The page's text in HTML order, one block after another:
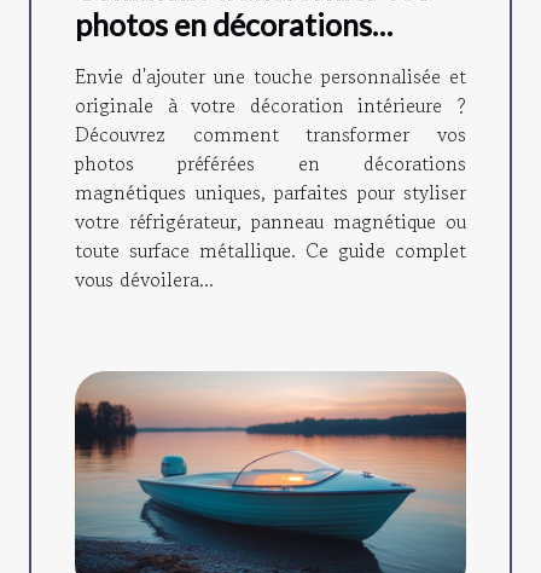
photos en décorations
magnétiques ?
Envie d'ajouter une touche personnalisée et
originale à votre décoration intérieure ?
Découvrez comment transformer vos
photos préférées en décorations
magnétiques uniques, parfaites pour styliser
votre réfrigérateur, panneau magnétique ou
toute surface métallique. Ce guide complet
vous dévoilera...